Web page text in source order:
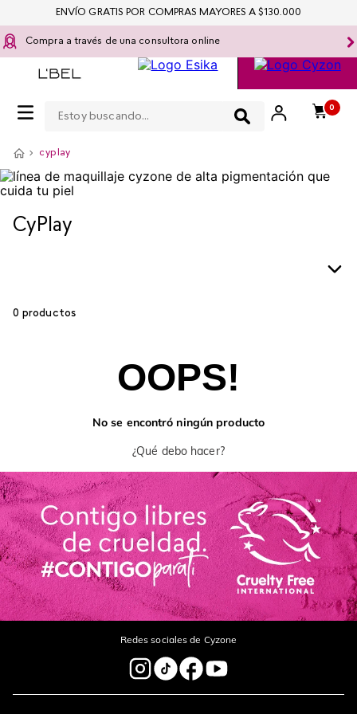
Compra a través de una consultora online
0
ENVÍO GRATIS POR COMPRAS MAYORES A $130.000
cyplay
CyPlay
0 productos
OOPS!
No se encontró ningún producto
¿Qué debo hacer?
Redes sociales de Cyzone